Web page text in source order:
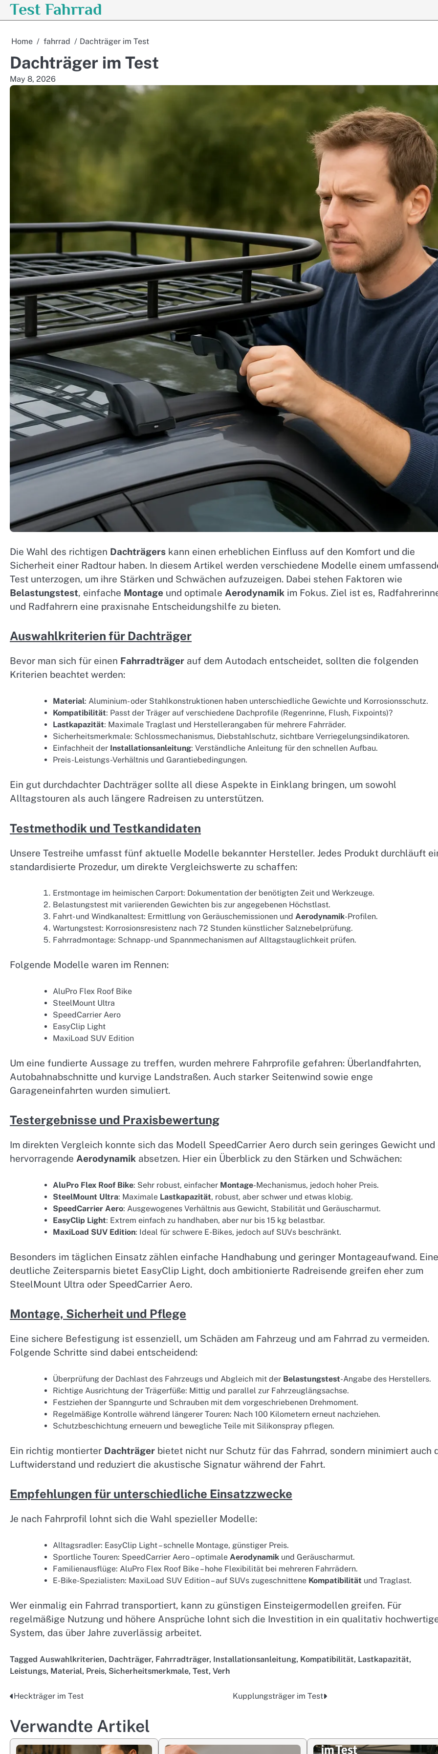
SkipTest Fahrrad
Home fahrrad Dachträger im Test
Dachträger im Test
May 8, 2026
Die Wahl des richtigen Dachträgers kann einen erheblichen Einfluss auf den Komfort und die
Sicherheit einer Radtour haben. In diesem Artikel werden verschiedene Modelle einem
Test unterzogen, um ihre Stärken und Schwächen aufzuzeigen. Dabei stehen Faktoren wie
Belastungstest, einfache Montage und optimale Aerodynamik im Fokus. Ziel ist es,
und Radfahrern eine praxisnahe Entscheidungshilfe zu bieten.
Auswahlkriterien für Dachträger
Bevor man sich für einen Fahrradträger auf dem Autodach entscheidet, sollten die folgenden
Kriterien beachtet werden:
Material: Aluminium- oder Stahlkonstruktionen haben unterschiedliche Gewichte und Korrosionsschutz.
Kompatibilität: Passt der Träger auf verschiedene Dachprofile (Regenrinne, Flush, Fixpoints)?
Lastkapazität: Maximale Traglast und Herstellerangaben für mehrere Fahrräder.
Sicherheitsmerkmale: Schlossmechanismus, Diebstahlschutz, sichtbare Verriegelungsindikatoren.
Einfachheit der Installationsanleitung: Verständliche Anleitung für den schnellen Aufbau.
Preis-Leistungs-Verhältnis und Garantiebedingungen.
Ein gut durchdachter Dachträger sollte all diese Aspekte in Einklang bringen, um sowohl
Alltagstouren als auch längere Radreisen zu unterstützen.
Testmethodik und Testkandidaten
Unsere Testreihe umfasst fünf aktuelle Modelle bekannter Hersteller. Jedes Produkt durchläuft
standardisierte Prozedur, um direkte Vergleichswerte zu schaffen:
Erstmontage im heimischen Carport: Dokumentation der benötigten Zeit und Werkzeuge.
Belastungstest mit variierenden Gewichten bis zur angegebenen Höchstlast.
Fahrt- und Windkanaltest: Ermittlung von Geräuschemissionen und Aerodynamik-Profilen.
Wartungstest: Korrosionsresistenz nach 72 Stunden künstlicher Salznebelprüfung.
Fahrradmontage: Schnapp- und Spannmechanismen auf Alltagstauglichkeit prüfen.
Folgende Modelle waren im Rennen:
AluPro Flex Roof Bike
SteelMount Ultra
SpeedCarrier Aero
EasyClip Light
MaxiLoad SUV Edition
Um eine fundierte Aussage zu treffen, wurden mehrere Fahrprofile gefahren: Überlandfahrten,
Autobahnabschnitte und kurvige Landstraßen. Auch starker Seitenwind sowie enge
Garageneinfahrten wurden simuliert.
Testergebnisse und Praxisbewertung
Im direkten Vergleich konnte sich das Modell SpeedCarrier Aero durch sein geringes Gewicht und
hervorragende Aerodynamik absetzen. Hier ein Überblick zu den Stärken und Schwächen:
AluPro Flex Roof Bike: Sehr robust, einfacher Montage-Mechanismus, jedoch hoher Preis.
SteelMount Ultra: Maximale Lastkapazität, robust, aber schwer und etwas klobig.
SpeedCarrier Aero: Ausgewogenes Verhältnis aus Gewicht, Stabilität und Geräuscharmut.
EasyClip Light: Extrem einfach zu handhaben, aber nur bis 15 kg belastbar.
MaxiLoad SUV Edition: Ideal für schwere E-Bikes, jedoch auf SUVs beschränkt.
Besonders im täglichen Einsatz zählen einfache Handhabung und geringer Montageaufwand. Eine
deutliche Zeitersparnis bietet EasyClip Light, doch ambitionierte Radreisende greifen eher zum
SteelMount Ultra oder SpeedCarrier Aero.
Montage, Sicherheit und Pflege
Eine sichere Befestigung ist essenziell, um Schäden am Fahrzeug und am Fahrrad zu vermeiden.
Folgende Schritte sind dabei entscheidend:
Überprüfung der Dachlast des Fahrzeugs und Abgleich mit der Belastungstest-Angabe des Herstellers.
Richtige Ausrichtung der Trägerfüße: Mittig und parallel zur Fahrzeuglängsachse.
Festziehen der Spanngurte und Schrauben mit dem vorgeschriebenen Drehmoment.
Regelmäßige Kontrolle während längerer Touren: Nach 100 Kilometern erneut nachziehen.
Schutzbeschichtung erneuern und bewegliche Teile mit Silikonspray pflegen.
Ein richtig montierter Dachträger bietet nicht nur Schutz für das Fahrrad, sondern minimiert auch
Luftwiderstand und reduziert die akustische Signatur während der Fahrt.
Empfehlungen für unterschiedliche Einsatzzwecke
Je nach Fahrprofil lohnt sich die Wahl spezieller Modelle:
Alltagsradler: EasyClip Light – schnelle Montage, günstiger Preis.
Sportliche Touren: SpeedCarrier Aero – optimale Aerodynamik und Geräuscharmut.
Familienausflüge: AluPro Flex Roof Bike – hohe Flexibilität bei mehreren Fahrrädern.
E-Bike-Spezialisten: MaxiLoad SUV Edition – auf SUVs zugeschnittene Kompatibilität und Traglast.
Wer einmalig ein Fahrrad transportiert, kann zu günstigen Einsteigermodellen greifen. Für
regelmäßige Nutzung und höhere Ansprüche lohnt sich die Investition in ein qualitativ
System, das über Jahre zuverlässig arbeitet.
Tagged Auswahlkriterien, Dachträger, Fahrradträger, Installationsanleitung, Kompatibilität, Lastkapazität,
Leistungs, Material, Preis, Sicherheitsmerkmale, Test, Verh
Post
navigation
Heckträger im Test Kupplungsträger im Test
Verwandte Artikel